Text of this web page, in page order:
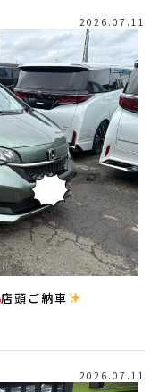
2026.07.11
店頭ご納車
2026.07.11